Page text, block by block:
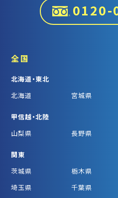
0120-
全国
北海道・東北
北海道
宮城県
甲信越・北陸
山梨県
長野県
関東
茨城県
栃木県
埼玉県
千葉県